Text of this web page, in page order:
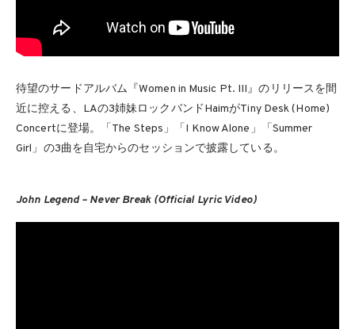
待望のサードアルバム『Women in Music Pt. III』のリリースを間
近に控える、LAの3姉妹ロックバンドHaimがTiny Desk (Home)
Concertに登場。「The Steps」「I Know Alone」「Summer
Girl」の3曲を自宅からのセッションで披露している。
John Legend – Never Break (Official Lyric Video)